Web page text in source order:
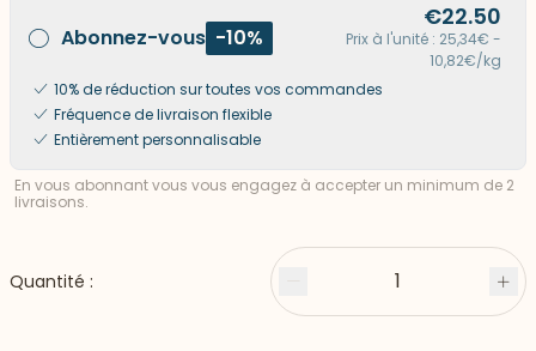
Abonnez-vous -10%
€22.50
Prix à l'unité : 25,34€ -
10,82€/kg
10% de réduction sur toutes vos commandes
Fréquence de livraison flexible
Entièrement personnalisable
En vous abonnant vous vous engagez à accepter un minimum de 2
livraisons.
Quantité : Moins 1